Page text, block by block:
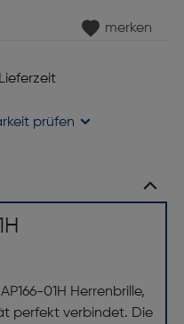
merken
prüfen
01H Herrenbrille,
perfekt verbindet. Die